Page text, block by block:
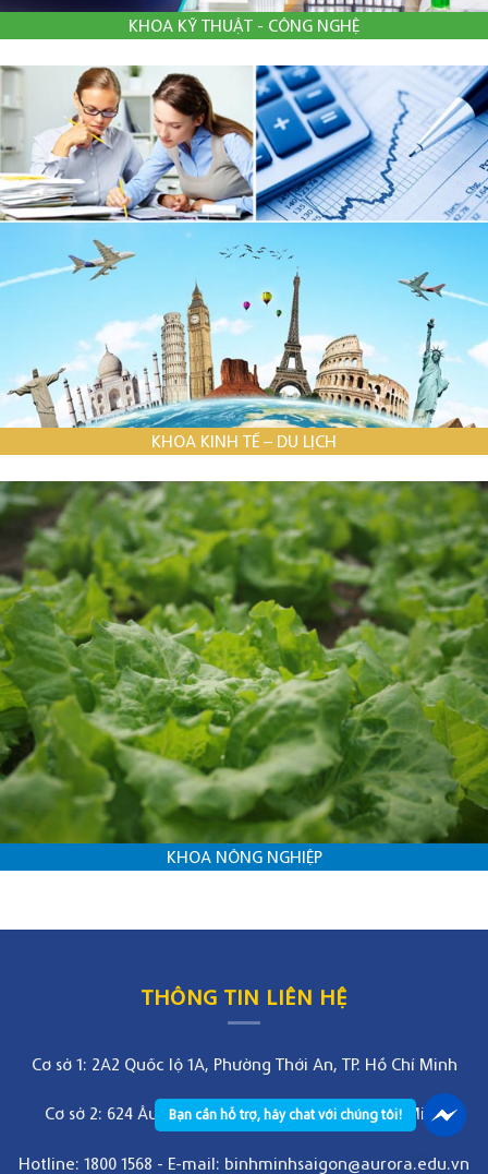
KHOA KỸ THUẬT - CÔNG NGHỆ
KHOA KINH TẾ – DU LỊCH
KHOA NÔNG NGHIỆP
THÔNG TIN LIÊN HỆ
Cơ sở 1: 2A2 Quốc lộ 1A, Phường Thới An, TP. Hồ Chí Minh
Cơ sở 2: 624 Âu Cơ, Phường Bảy Hiền, TP. Hồ Chí Minh
Hotline: 1800 1568 - E-mail: binhminhsaigon@aurora.edu.vn
Bạn cần hỗ trợ, hãy chat với chúng tôi!